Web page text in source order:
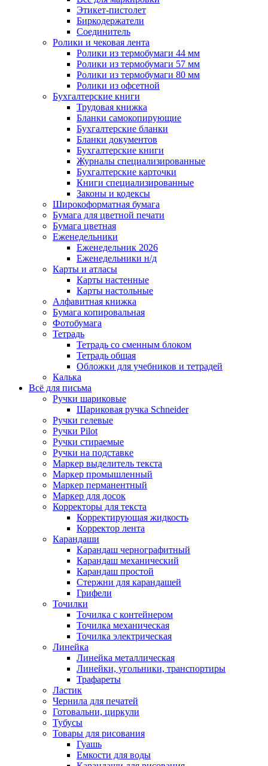
Этикет-пистолет
Биркодержатели
Соединитель
Ролики и чековая лента
Ролики из термобумаги 44 мм
Ролики из термобумаги 57 мм
Ролики из термобумаги 80 мм
Ролики из офсетной
Бухгалтерские книги
Трудовая книжка
Бланки самокопирующие
Бухгалтерские бланки
Бланки документов
Бухгалтерские книги
Журналы специализированные
Бухгалтерские карточки
Книги специализированные
Законы и кодексы
Широкоформатная бумага
Бумага для цветной печати
Бумага цветная
Еженедельники
Еженедельник 2026
Еженедельники н/д
Карты и атласы
Карты настенные
Карты настольные
Алфавитная книжка
Бумага копировальная
Фотобумага
Тетрадь
Тетрадь со сменным блоком
Тетрадь общая
Обложки для учебников и тетрадей
Калька
Всё для письма
Ручки шариковые
Шариковая ручка Schneider
Ручки гелевые
Ручки Pilot
Ручки стираемые
Ручки на подставке
Маркер выделитель текста
Маркер промышленный
Маркер перманентный
Маркер для досок
Корректоры для текста
Корректирующая жидкость
Корректор лента
Карандаши
Карандаш чернографитный
Карандаш механический
Карандаш простой
Стержни для карандашей
Грифели
Точилки
Точилка с контейнером
Точилка механическая
Точилка электрическая
Линейка
Линейка металлическая
Линейки, угольники, транспортиры
Трафареты
Ластик
Чернила для печатей
Готовальни, циркули
Тубусы
Товары для рисования
Гуашь
Емкости для воды